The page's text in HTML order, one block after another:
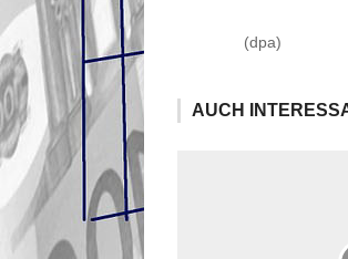
(dpa)
AUCH